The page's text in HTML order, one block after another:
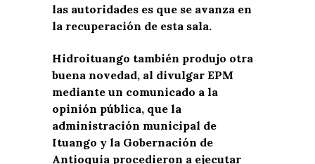
las autoridades es que se avanza en
la recuperación de esta sala.
Hidroituango también produjo otra
buena novedad, al divulgar EPM
mediante un comunicado a la
opinión pública, que la
administración municipal de
Ituango y la Gobernación de
Antioquia procedieron a ejecutar